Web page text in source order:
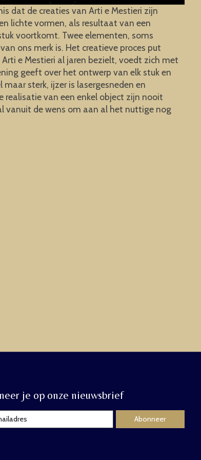
dat de creaties van Arti e Mestieri zijn
lichte vormen, als resultaat van een
voortkomt. Twee elementen, soms
ons merk is. Het creatieve proces put
e Mestieri al jaren bezielt, voedt zich met
geeft over het ontwerp van elk stuk en
sterk, ijzer is lasergesneden en
realisatie van een enkel object zijn nooit
vanuit de wens om aan al het nuttige nog
je op onze nieuwsbrief
Abonneer